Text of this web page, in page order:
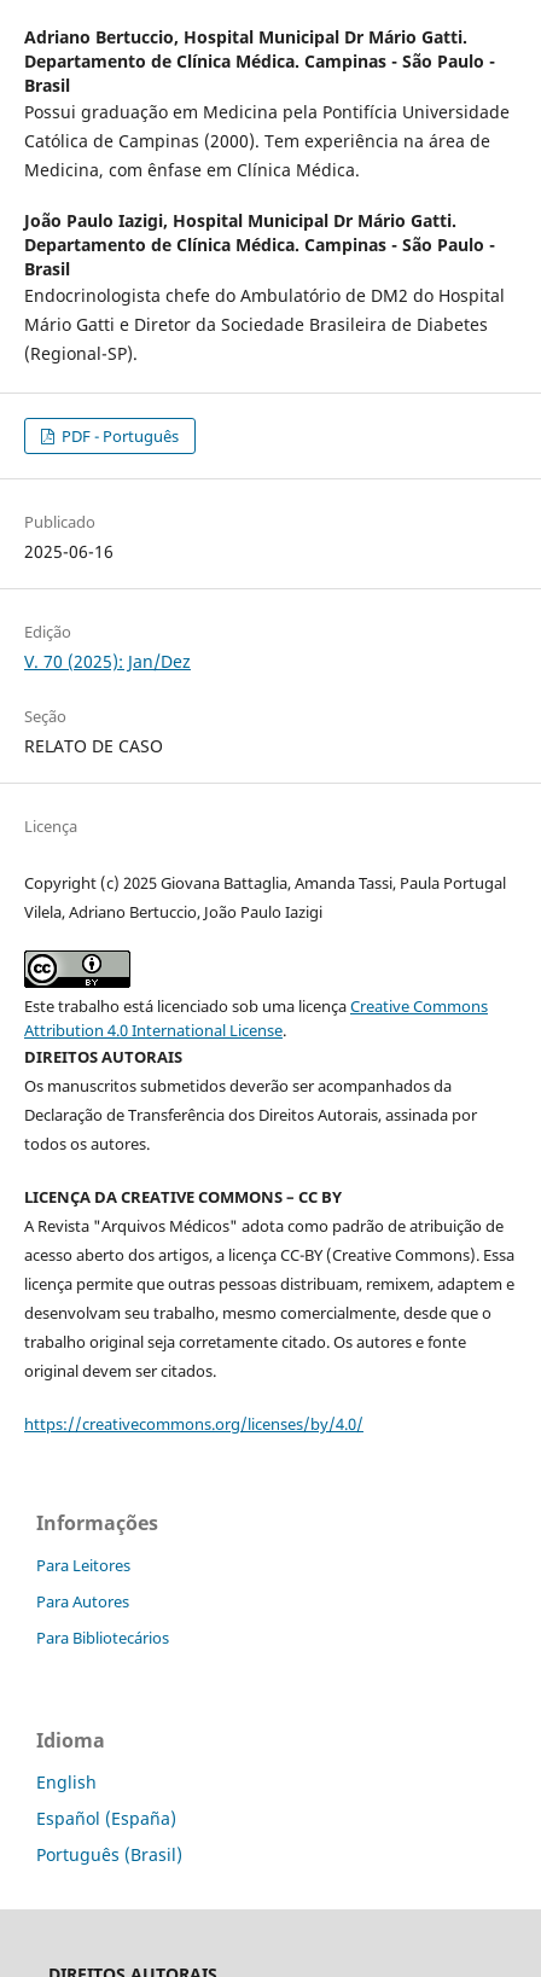
Adriano Bertuccio, Hospital Municipal Dr Mário Gatti.
Departamento de Clínica Médica. Campinas - São Paulo -
Brasil
Possui graduação em Medicina pela Pontifícia Universidade
Católica de Campinas (2000). Tem experiência na área de
Medicina, com ênfase em Clínica Médica.
João Paulo Iazigi, Hospital Municipal Dr Mário Gatti.
Departamento de Clínica Médica. Campinas - São Paulo -
Brasil
Endocrinologista chefe do Ambulatório de DM2 do Hospital
Mário Gatti e Diretor da Sociedade Brasileira de Diabetes
(Regional-SP).
PDF - Português
Publicado
2025-06-16
Edição
V. 70 (2025): Jan/Dez
Seção
RELATO DE CASO
Licença
Copyright (c) 2025 Giovana Battaglia, Amanda Tassi, Paula Portugal
Vilela, Adriano Bertuccio, João Paulo Iazigi
Este trabalho está licenciado sob uma licençaCreative Commons
Attribution 4.0 International License.
DIREITOS AUTORAIS
Os manuscritos submetidos deverão ser acompanhados da
Declaração de Transferência dos Direitos Autorais, assinada por
todos os autores.
LICENÇA DA CREATIVE COMMONS – CC BY
A Revista "Arquivos Médicos" adota como padrão de atribuição de
acesso aberto dos artigos, a licença CC-BY (Creative Commons). Essa
licença permite que outras pessoas distribuam, remixem, adaptem e
desenvolvam seu trabalho, mesmo comercialmente, desde que o
trabalho original seja corretamente citado. Os autores e fonte
original devem ser citados.
https://creativecommons.org/licenses/by/4.0/
Informações
Para Leitores
Para Autores
Para Bibliotecários
Idioma
English
Español (España)
Português (Brasil)